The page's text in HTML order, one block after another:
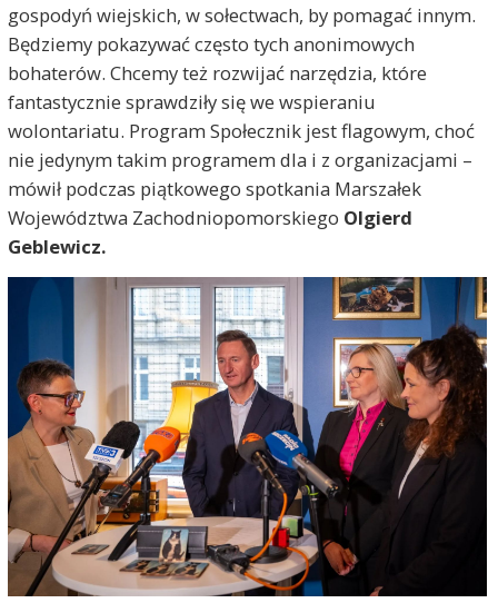
gospodyń wiejskich, w sołectwach, by pomagać innym.
Będziemy pokazywać często tych anonimowych
bohaterów. Chcemy też rozwijać narzędzia, które
fantastycznie sprawdziły się we wspieraniu
wolontariatu. Program Społecznik jest flagowym, choć
nie jedynym takim programem dla i z organizacjami –
mówił podczas piątkowego spotkania Marszałek
Województwa Zachodniopomorskiego Olgierd
Geblewicz.